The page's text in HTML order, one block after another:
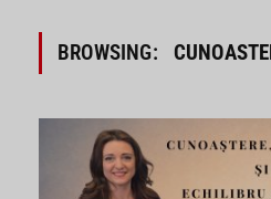
BROWSING: